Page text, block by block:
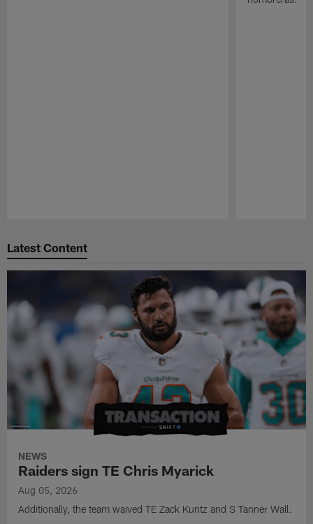
Latest Content
NEWS
Raiders sign TE Chris Myarick
Aug 05, 2026
Additionally, the team waived TE Zack Kuntz and S Tanner Wall.